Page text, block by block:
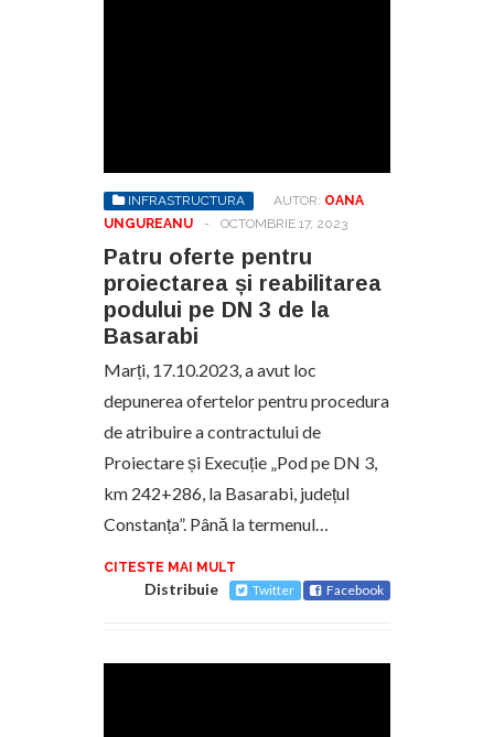
INFRASTRUCTURA AUTOR: OANA
UNGUREANU
- OCTOMBRIE 17, 2023
Patru oferte pentru
proiectarea și reabilitarea
podului pe DN 3 de la
Basarabi
Marți, 17.10.2023, a avut loc
depunerea ofertelor pentru procedura
de atribuire a contractului de
Proiectare și Execuție „Pod pe DN 3,
km 242+286, la Basarabi, județul
Constanța”. Până la termenul…
CITESTE MAI MULT
Distribuie Twitter Facebook